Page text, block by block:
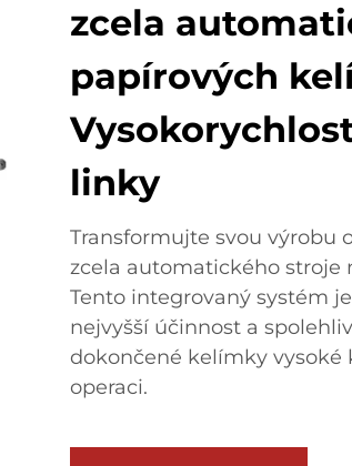
zcela
papírových
linky
Transformujte svou výrobu
zcela automatického stroje
Tento integrovaný systém
nejvyšší účinnost a
dokončené kelímky vysoké
operaci.